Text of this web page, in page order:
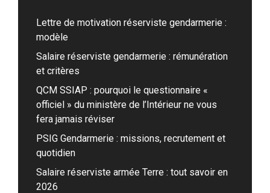
Lettre de motivation réserviste gendarmerie :
modèle
Salaire réserviste gendarmerie : rémunération
et critères
QCM SSIAP : pourquoi le questionnaire «
officiel » du ministère de l’Intérieur ne vous
fera jamais réviser
PSIG Gendarmerie : missions, recrutement et
quotidien
Salaire réserviste armée Terre : tout savoir en
2026